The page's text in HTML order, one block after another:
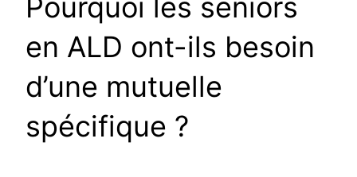
Pourquoi les seniors
en ALD ont-ils besoin
d’une mutuelle
spécifique ?